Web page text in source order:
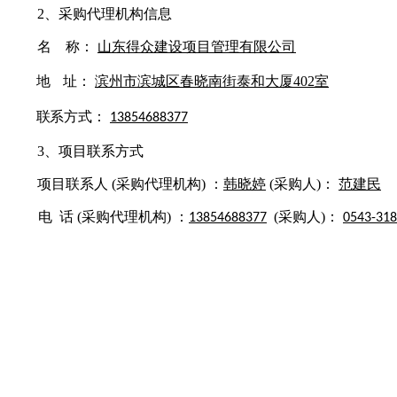
2、 采购代理机构信息
名 称： 山东得众建设项目管理有限公司
地 址： 滨州市滨城区春晓南街泰和大厦402室
联系方式： 13854688377
3、项目联系方式
项目联系人 (采购代理机构) ： 韩晓婷 (采购人)： 范建民
电 话 (采购代理机构) ： 13854688377 (采购人)： 0543-